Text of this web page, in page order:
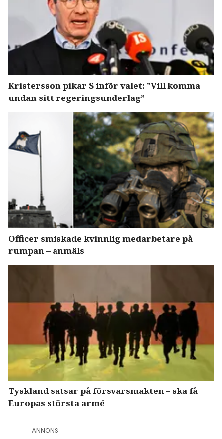
Kristersson pikar S inför valet: ”Vill komma
undan sitt regeringsunderlag”
Officer smiskade kvinnlig medarbetare på
rumpan – anmäls
Tyskland satsar på försvarsmakten – ska få
Europas största armé
ANNONS